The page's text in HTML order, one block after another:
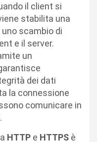
il client si
stabilita una
scambio di
e il server.
un
dei dati
la connessione
comunicare in
HTTP e HTTPS è